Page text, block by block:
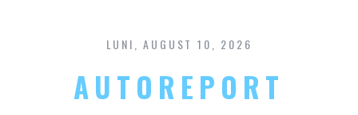
content
LUNI, AUGUST 10, 2026
AUTOREPORT